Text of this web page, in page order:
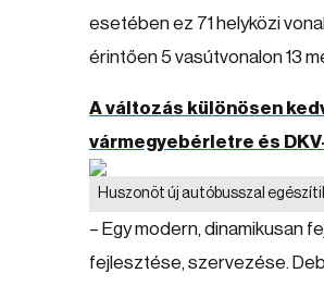
esetében ez 71 helyközi
érintően 5 vasútvonalon 13
A változás különösen
vármegyebérletre és
Huszonöt új autóbusszal
– Egy modern, dinamikusan
fejlesztése, szervezése.